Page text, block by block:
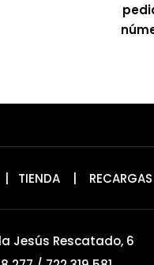
| TIENDA | RECARGAS
Jesús Rescatado, 6